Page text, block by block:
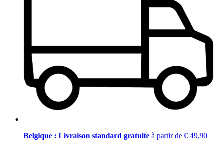
Belgique : Livraison standard gratuite à partir de € 49,90